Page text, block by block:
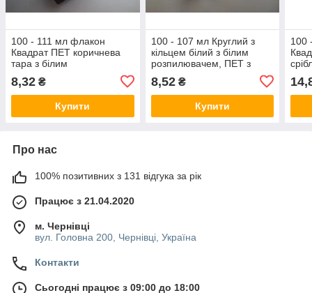
100 - 111 мл флакон
Квадрат ПЕТ коричнева
тара з білим
20/410 пляшка пластикова
8,32 ₴
Купити
100 - 107 мл Круглий з
кільцем білий з білим
розпилювачем, ПЕТ з
пластиковий
8,52₴
Купити
100
20/
Про нас
100% позитивних з 131 відгука за рік
Працює з 21.04.2020
м. Чернівці
вул. Головна 200, Чернівці, Україна
Контакти
Сьогодні працює з 09:00 до 18:00